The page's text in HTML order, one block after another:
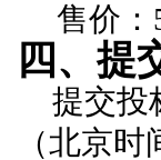
售价：
四、提
提交投
（北京时